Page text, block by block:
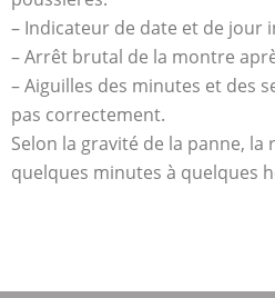
– Indicateur de date et de jour
– Arrêt brutal de la montre
– Aiguilles des minutes et des
pas correctement.
Selon la gravité de la panne,
quelques minutes à quelques